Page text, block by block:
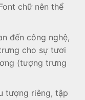
chữ nên thể
đến công nghệ,
cho sự tươi
(tượng trưng
tượng riêng, tập